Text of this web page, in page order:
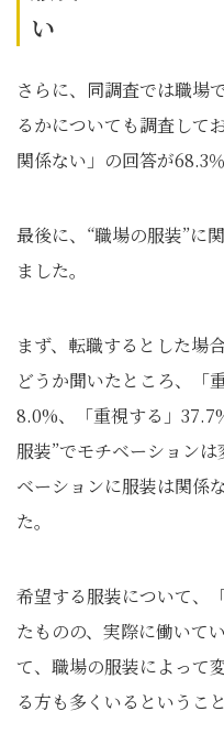
い
さらに、同調査では職場
るかについても調査して
関係ない」の回答が68.3
最後に、“職場の服装”に
ました。
まず、転職するとした場
どうか聞いたところ、「
8.0%、「重視する」
服装”でモチベーション
ベーションに服装は関係
た。
希望する服装について、
たものの、実際に働いて
て、職場の服装によって
る方も多くいるというこ